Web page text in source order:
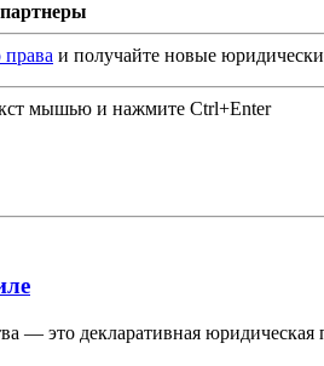
и получайте новые
мышью и нажмите Ctrl+Enter
— это декларативная